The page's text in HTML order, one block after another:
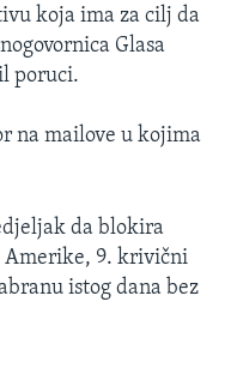
koja ima za cilj da
Glasa
poruci.
na mailove u kojima
da blokira
Amerike, 9. krivični
istog dana bez